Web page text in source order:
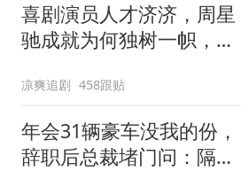
喜剧演员人才济济，周星
驰成就为何独树一帜，他
凉爽追剧 458跟贴
年会31辆豪车没我的份，
辞职后总裁堵门问：隔壁